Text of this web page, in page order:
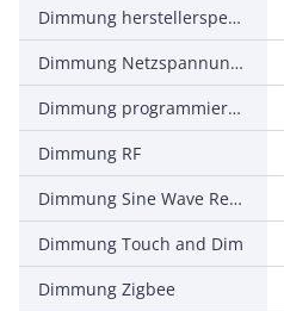
Dimmung herstellerspezifisch
Dimmung Netzspannungsmodulation
Dimmung programmierbar
Dimmung RF
Dimmung Sine Wave Reduction
Dimmung Touch and Dim
Dimmung Zigbee